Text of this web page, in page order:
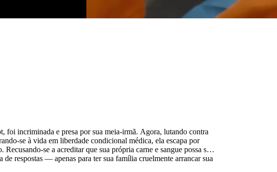
foi incriminada e presa por sua meia-irmã. Agora, lutando contra
se à vida em liberdade condicional médica, ela escapa por
Recusando-se a acreditar que sua própria carne e sangue possa ser
de respostas — apenas para ter sua família cruelmente arrancar sua